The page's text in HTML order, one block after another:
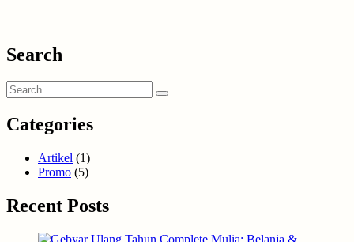
Search
Categories
Artikel (1)
Promo (5)
Recent Posts